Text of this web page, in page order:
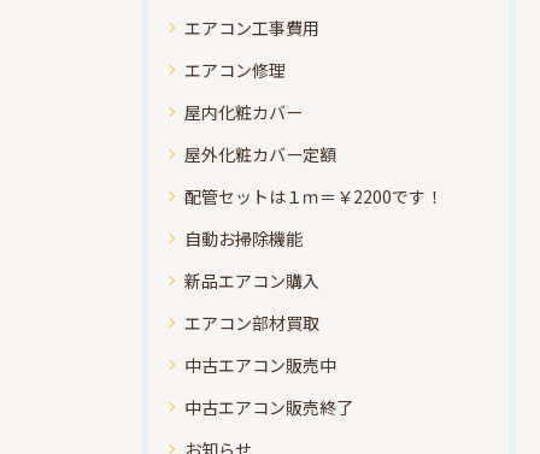
エアコン工事費用
エアコン修理
屋内化粧カバー
屋外化粧カバー定額
配管セットは１ｍ＝￥2200です！
自動お掃除機能
新品エアコン購入
エアコン部材買取
中古エアコン販売中
中古エアコン販売終了